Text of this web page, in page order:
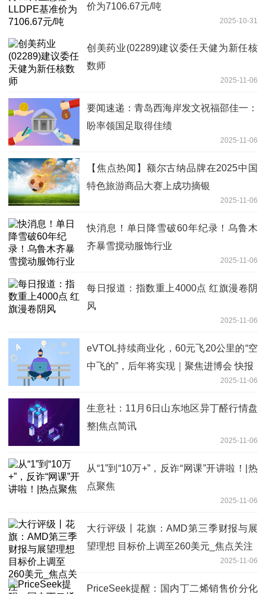
价为7106.67元/吨
2025-10-31
创美药业(02289)建议委任天健为新任核
数师
2025-11-06
要闻速递：青岛西海岸发文祝福邵佳一：
盼率领国足取得佳绩
2025-11-06
【焦点热闻】额尔古纳品牌在2025中国
特色旅游商品大赛上成功摘银
2025-11-06
快消息！单日降雪破60年纪录！乌鲁木
齐暴雪搅动服饰行业
2025-11-06
每日报道：指数重上4000点 红旗漫卷阴
风
2025-11-06
eVTOL持续商业化，60元飞20公里的“空
中飞的”，后年将实现｜聚焦进博会 快报
2025-11-06
生意社：11月6日山东地区异丁醛行情盘
整|焦点简讯
2025-11-06
从“1”到“10万+”，反诈“网课”开讲啦！|热
点聚焦
2025-11-06
大行评级丨花旗：AMD第三季财报与展
望理想 目标价上调至260美元_焦点关注
2025-11-06
PriceSeek提醒：国内丁二烯销售价分化